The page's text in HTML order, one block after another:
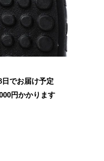
でお届け予定
円かかります